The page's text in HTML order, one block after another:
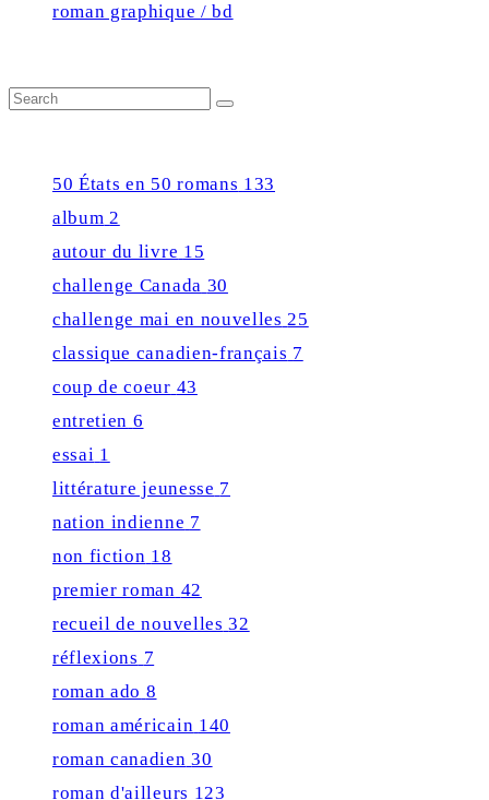
roman graphique / bd
Search
Search
50 États en 50 romans 133
album 2
autour du livre 15
challenge Canada 30
challenge mai en nouvelles 25
classique canadien-français 7
coup de coeur 43
entretien 6
essai 1
littérature jeunesse 7
nation indienne 7
non fiction 18
premier roman 42
recueil de nouvelles 32
réflexions 7
roman ado 8
roman américain 140
roman canadien 30
roman d'ailleurs 123